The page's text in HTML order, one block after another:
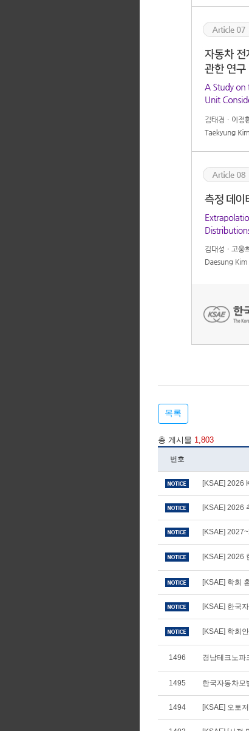
목록
총 게시물 1,803
번호
[KSAE] 2026
[KSAE] 2026
[KSAE]
[KSAE] 2026
[KSAE] 학회
[KSAE] 한국
[KSAE] 학회
1496 경남테크노파
1495 한국자동차모
1494 [KSAE] 오토